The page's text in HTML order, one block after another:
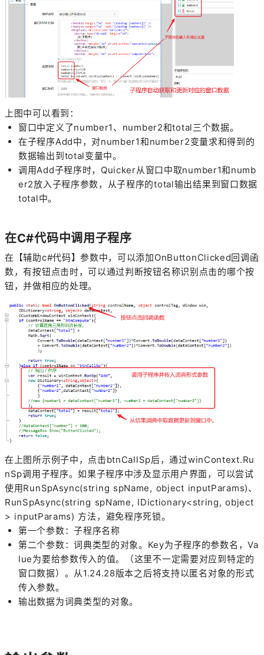
上图中可以看到：
窗口中定义了number1、number2和total三个数据。
在子程序Add中，对number1和number2变量求和得到的
数据输出到total变量中。
调用Add子程序时，Quicker从窗口中取number1和numb
er2放入子程序参数，从子程序的total输出结果到窗口数据
total中。
在C#代码中调用子程序
在【辅助c#代码】参数中，可以添加OnButtonClicked回调函
数，有按钮点击时，可以通过判断按钮名称识别点击的哪个按
钮，并做相应的处理。
在上图所示例子中，点击btnCallSp后，通过winContext.Ru
nSp调用子程序。如果子程序中涉及显示用户界面，可以尝试
使用RunSpAsync(string spName, object inputParams)、
RunSpAsync(string spName, IDictionary<string, object
> inputParams) 方法，避免程序死锁。
第一个参数：子程序名称
第二个参数：词典类型的对象。Key为子程序的参数名，Va
lue为要给参数传入的值。（这里不一定需要对应到特定的
窗口数据）。从1.24.28版本之后将支持以匿名对象的形式
传入参数。
输出数据为词典类型的对象。